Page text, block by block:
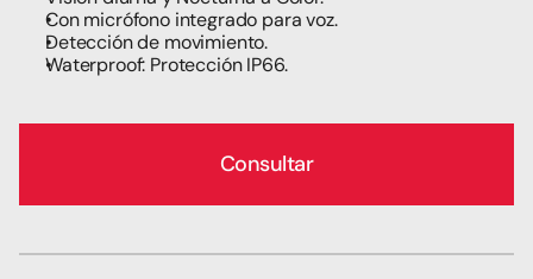
Con micrófono integrado para voz.
Detección de movimiento.
Waterproof: Protección IP66.
Consultar